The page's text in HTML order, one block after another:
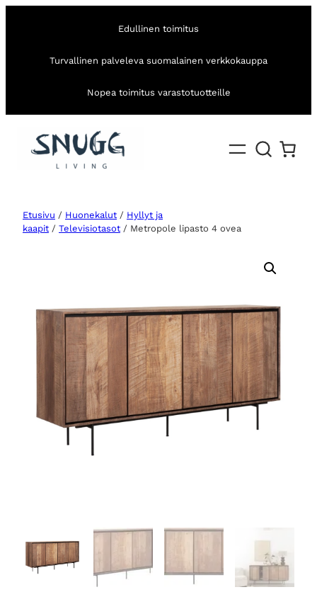
Edullinen toimitus
Turvallinen palveleva suomalainen verkkokauppa
Nopea toimitus varastotuotteille
Etusivu / Huonekalut / Hyllyt ja
kaapit / Televisiotasot / Metropole lipasto 4 ovea